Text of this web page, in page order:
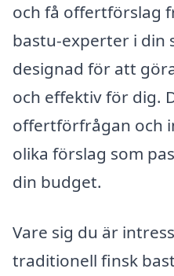
och få offertförslag
bastu-experter i din
designad för att
och effektiv för dig.
offertförfrågan och
olika förslag som
din budget.
Vare sig du är
traditionell finsk